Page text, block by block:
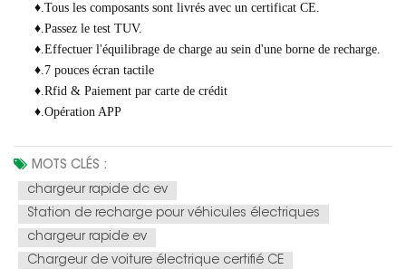
♦.Tous les composants sont livrés avec un certificat CE.
♦.Passez le test TUV.
♦.Effectuer l'équilibrage de charge au sein d'une borne de recharge.
♦.7 pouces écran tactile
♦.Rfid & Paiement par carte de crédit
♦.Opération APP
MOTS CLÉS :
chargeur rapide dc ev
Station de recharge pour véhicules électriques
chargeur rapide ev
Chargeur de voiture électrique certifié CE